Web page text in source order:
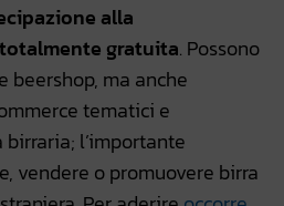
alla
gratuita. Possono
beershop, ma anche
tematici e
l’importante
vendere o promuovere birra